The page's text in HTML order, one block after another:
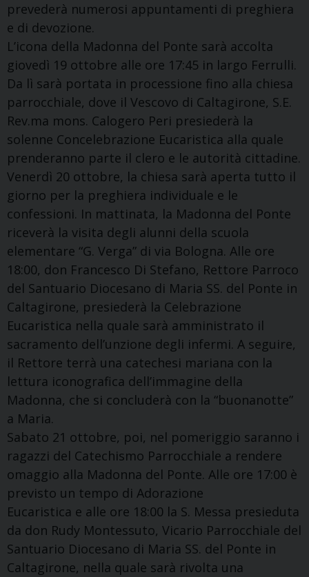
prevederà numerosi appuntamenti di preghiera
e di devozione.
L’icona della Madonna del Ponte sarà accolta
giovedì 19 ottobre alle ore 17:45 in largo Ferrulli.
Da lì sarà portata in processione fino alla chiesa
parrocchiale, dove il Vescovo di Caltagirone, S.E.
Rev.ma mons. Calogero Peri presiederà la
solenne Concelebrazione Eucaristica alla quale
prenderanno parte il clero e le autorità cittadine.
Venerdì 20 ottobre, la chiesa sarà aperta tutto il
giorno per la preghiera individuale e le
confessioni. In mattinata, la Madonna del Ponte
riceverà la visita degli alunni della scuola
elementare “G. Verga” di via Bologna. Alle ore
18:00, don Francesco Di Stefano, Rettore Parroco
del Santuario Diocesano di Maria SS. del Ponte in
Caltagirone, presiederà la Celebrazione
Eucaristica nella quale sarà amministrato il
sacramento dell’unzione degli infermi. A seguire,
il Rettore terrà una catechesi mariana con la
lettura iconografica dell’immagine della
Madonna, che si concluderà con la “buonanotte”
a Maria.
Sabato 21 ottobre, poi, nel pomeriggio saranno i
ragazzi del Catechismo Parrocchiale a rendere
omaggio alla Madonna del Ponte. Alle ore 17:00 è
previsto un tempo di Adorazione
Eucaristica e alle ore 18:00 la S. Messa presieduta
da don Rudy Montessuto, Vicario Parrocchiale del
Santuario Diocesano di Maria SS. del Ponte in
Caltagirone, nella quale sarà rivolta una